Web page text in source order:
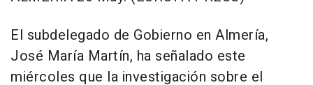
El subdelegado de Gobierno en Almería,
José María Martín, ha señalado este
miércoles que la investigación sobre el